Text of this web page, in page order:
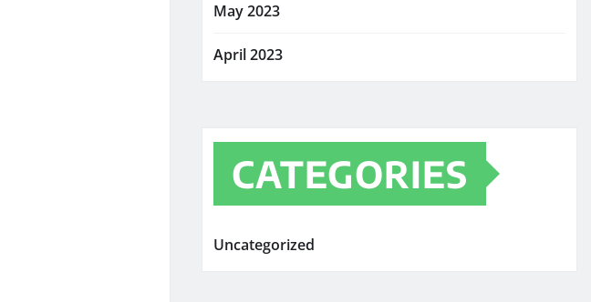
May 2023
April 2023
CATEGORIES
Uncategorized